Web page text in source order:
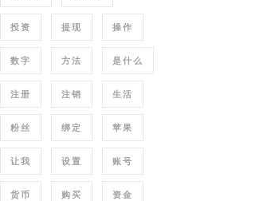
投资 提现 操作
数字 方法 是什么
注册 注销 生活
粉丝 绑定 苹果
让我 设置 账号
货币 购买 资金